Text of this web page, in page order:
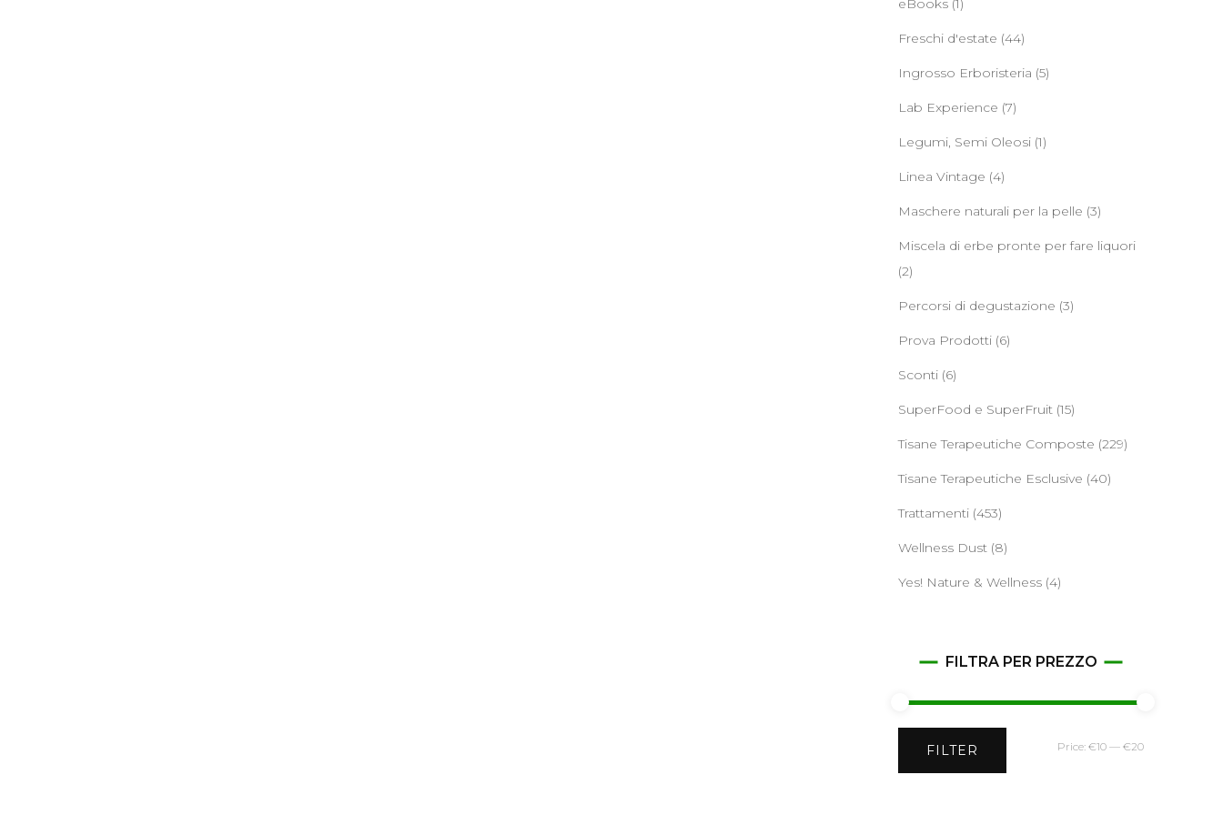
eBooks (1)
Freschi d'estate (44)
Ingrosso Erboristeria (5)
Lab Experience (7)
Legumi, Semi Oleosi (1)
Linea Vintage (4)
Maschere naturali per la pelle (3)
Miscela di erbe pronte per fare liquori
(2)
Percorsi di degustazione (3)
Prova Prodotti (6)
Sconti (6)
SuperFood e SuperFruit (15)
Tisane Terapeutiche Composte (229)
Tisane Terapeutiche Esclusive (40)
Trattamenti (453)
Wellness Dust (8)
Yes! Nature & Wellness (4)
FILTRA PER PREZZO
Min
Max
FILTER Price: €10 — €20